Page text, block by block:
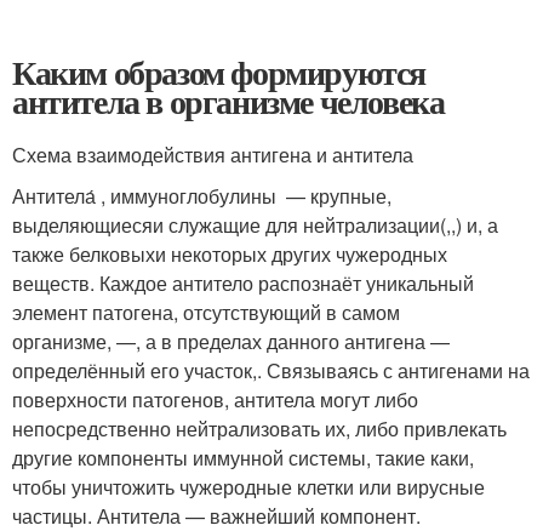
Каким образом формируются
антитела в организме человека
Схема взаимодействия антигена и антитела
Антитела́ , иммуноглобулины — крупные,
выделяющиесяи служащие для нейтрализации(,,) и, а
также белковыхи некоторых других чужеродных
веществ. Каждое антитело распознаёт уникальный
элемент патогена, отсутствующий в самом
организме, —, а в пределах данного антигена —
определённый его участок,. Связываясь с антигенами на
поверхности патогенов, антитела могут либо
непосредственно нейтрализовать их, либо привлекать
другие компоненты иммунной системы, такие каки,
чтобы уничтожить чужеродные клетки или вирусные
частицы. Антитела — важнейший компонент.